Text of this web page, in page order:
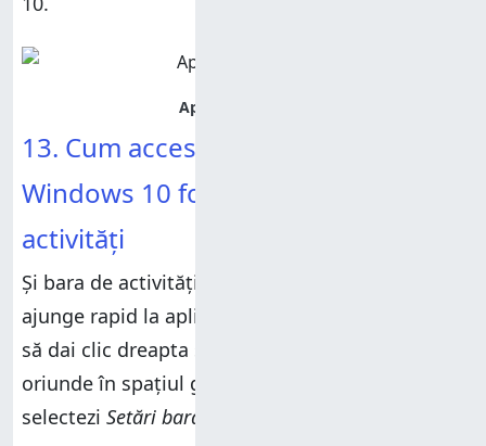
13. Cum accesezi Setările din
Windows 10 folosind bara de
activități
Și bara de activități poate fi folosită pentru a
ajunge rapid la aplicația
să dai clic dreapta sau să apeși și să ții apăsat
oriunde în spațiul gol al barei de activități și să
selectezi Setări bară de activități